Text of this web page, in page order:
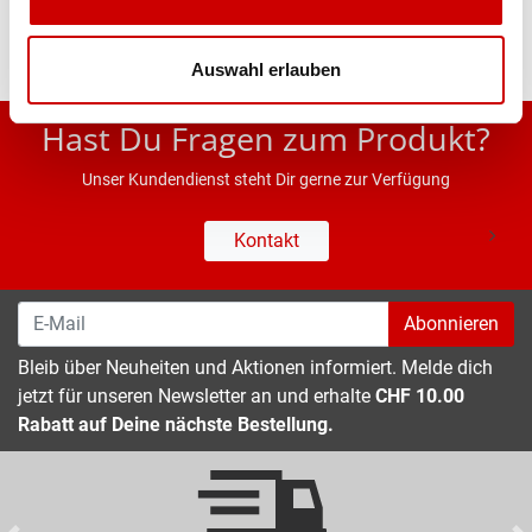
Auswahl erlauben
* UVP des Herstellers; Alle Preisangaben inkl. MwSt.
Hast Du Fragen zum Produkt?
Unser Kundendienst steht Dir gerne zur Verfügung
Kontakt
Abonnieren
Bleib über Neuheiten und Aktionen informiert. Melde dich
jetzt für unseren Newsletter an und erhalte CHF 10.00
Rabatt auf Deine nächste Bestellung.